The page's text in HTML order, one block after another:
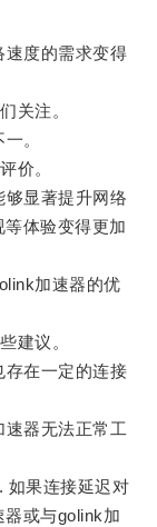
度的需求变得
关注。
。
价。
显著提升网络
体验变得更加
加速器的优
建议。
在一定的连接
器无法正常工
果连接延迟对
或与golink加